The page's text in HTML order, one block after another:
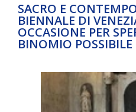
SACRO E
BIENNALE DI
OCCASIONE PER
BINOMIO POSSIBILE